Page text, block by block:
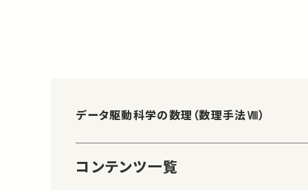
データ駆動科学の数理（数理手法Ⅷ）
コンテンツ一覧